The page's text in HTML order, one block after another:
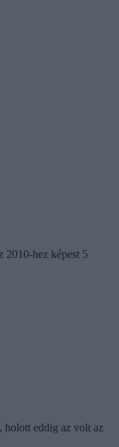
2010-hez képest 5
holott eddig az volt az